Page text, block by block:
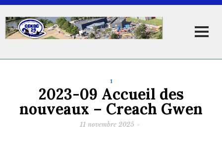
1
2023-09 Accueil des
nouveaux – Creach Gwen
11 novembre 2025 -